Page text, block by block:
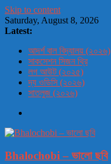
Skip to content
Saturday, August 8, 2026
Latest:
আদর্শ বাল বিদ্যালয় (২০২৬)
সাকসেশন সিজন থ্রি
লগ আউট (২০২৫)
দ্য ওডিসি (২০২৬)
সাতলুজ (২০২৬)
Bhalochobi – ভালো ছবি